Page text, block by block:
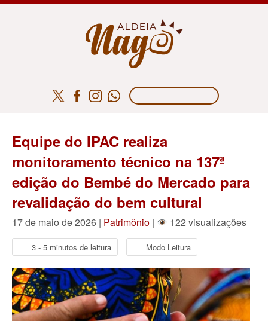
Equipe do IPAC realiza
monitoramento técnico na 137ª
edição do Bembé do Mercado para
revalidação do bem cultural
17 de maio de 2026 | Patrimônio | 122 visualizações
3 - 5 minutos de leitura Modo Leitura